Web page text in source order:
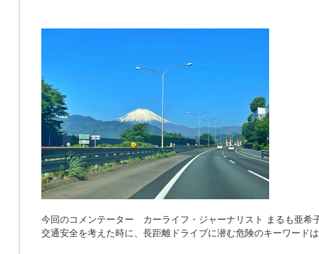
今回のコメンテーター カーライフ・ジャーナリスト まるも亜希
交通安全を考えた時に、長距離ドライブに潜む危険のキーワード